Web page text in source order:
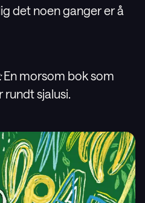
det noen ganger er å
En morsom bok som
sjalusi.